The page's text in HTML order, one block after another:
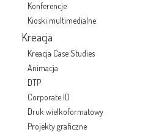
Konferencje
Kioski multimedialne
Kreacja
Kreacja Case Studies
Animacja
DTP
Corporate ID
Druk wielkoformatowy
Projekty graficzne